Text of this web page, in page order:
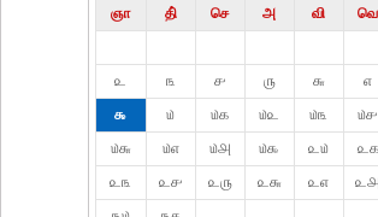
ஞா தி் செ அ வி வெ
௨
௩ ௪ ௫ ௬ ௭
௯
௰ ௰௧ ௰௨ ௰௩ ௰௪
௰௬
௰௭ ௰௮ ௰௯ ௨௰ ௨௧
௨௩
௨௪ ௨௫ ௨௬ ௨௭ ௨௮